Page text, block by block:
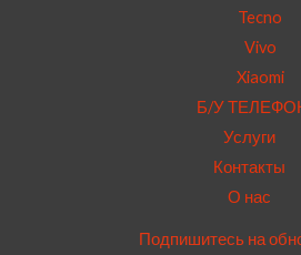
Tecno
Vivo
Xiaomi
Б/У
Услуги
Контакты
О нас
Подпишитесь на